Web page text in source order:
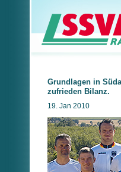
Grundlagen in
zufrieden Bilanz.
19. Jan 2010